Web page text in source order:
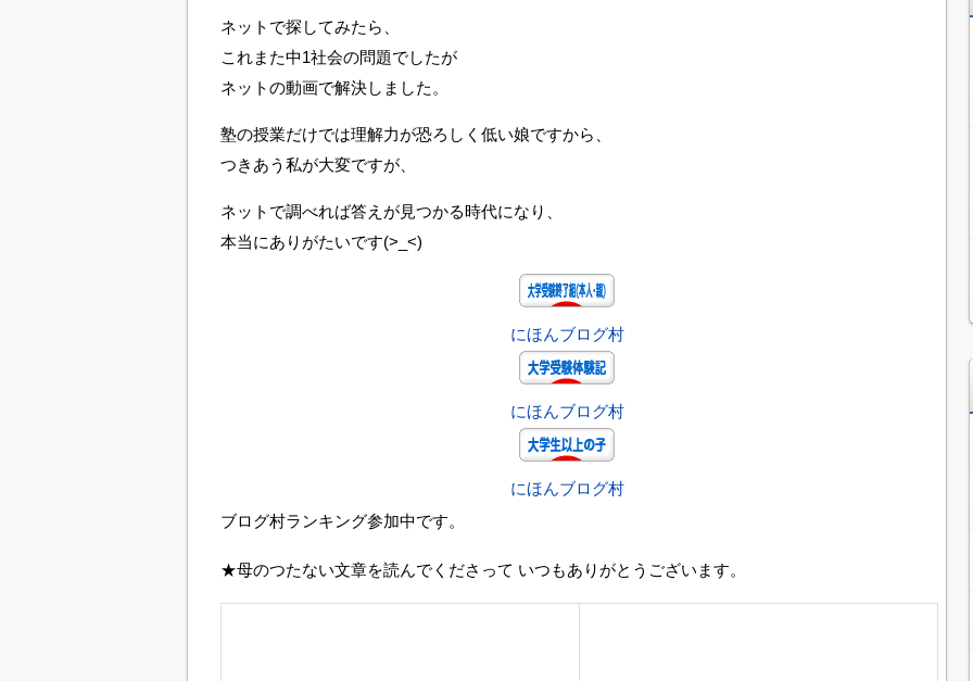
ネットで探してみたら、
これまた中1社会の問題でしたが
ネットの動画で解決しました。
塾の授業だけでは理解力が恐ろしく低い娘ですから、
つきあう私が大変ですが、
ネットで調べれば答えが見つかる時代になり、
本当にありがたいです(>_<)
にほんブログ村
にほんブログ村
にほんブログ村
ブログ村ランキング参加中です。
★母のつたない文章を読んでくださって いつもありがとうございます。